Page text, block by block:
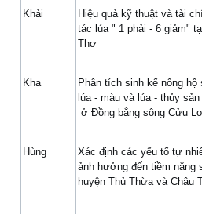
Khải
Hiệu quả kỹ thuật và tài
tác lúa " 1 phải - 6 giảm"
Thơ
Kha
Phân tích sinh kế nông
lúa - màu và lúa - thủy sản
ở Đồng bằng sông Cửu
Hùng
Xác định các yếu tố tự
ảnh hưởng đến tiềm năng
huyện Thủ Thừa và Châu